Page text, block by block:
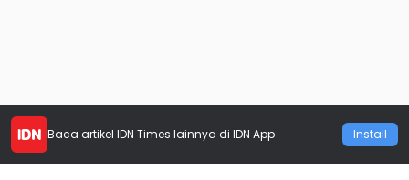
Baca artikel IDN Times lainnya di IDN App Install